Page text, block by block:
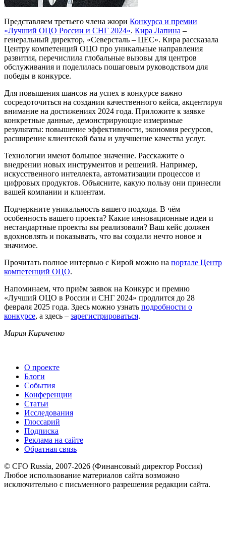
Представляем третьего члена жюри Конкурса и премии
«Лучший ОЦО России и СНГ 2024». Кира Лапина –
генеральный директор, «Северсталь – ЦЕС». Кира рассказала
Центру компетенций ОЦО про уникальные направления
развития, перечислила глобальные вызовы для центров
обслуживания и поделилась пошаговым руководством для
победы в конкурсе.
Для повышения шансов на успех в конкурсе важно
сосредоточиться на создании качественного кейса, акцентируя
внимание на достижениях 2024 года. Приложите к заявке
конкретные данные, демонстрирующие измеримые
результаты: повышение эффективности, экономия ресурсов,
расширение клиентской базы и улучшение качества услуг.
Технологии имеют большое значение. Расскажите о
внедрении новых инструментов и решений. Например,
искусственного интеллекта, автоматизации процессов и
цифровых продуктов. Объясните, какую пользу они принесли
вашей компании и клиентам.
Подчеркните уникальность вашего подхода. В чём
особенность вашего проекта? Какие инновационные идеи и
нестандартные проекты вы реализовали? Ваш кейс должен
вдохновлять и показывать, что вы создали нечто новое и
значимое.
Прочитать полное интервью с Кирой можно на портале Центр
компетенций ОЦО.
Напоминаем, что приём заявок на Конкурс и премию
«Лучший ОЦО в России и СНГ 2024» продлится до 28
февраля 2025 года. Здесь можно узнать подробности о
конкурсе, а здесь – зарегистрироваться.
Мария Кириченко
О проекте
Блоги
События
Конференции
Статьи
Исследования
Глоссарий
Подписка
Реклама на сайте
Обратная связь
© CFO Russia, 2007-2026 (Финансовый директор Россия)
Любое использование материалов сайта возможно
исключительно с письменного разрешения редакции сайта.